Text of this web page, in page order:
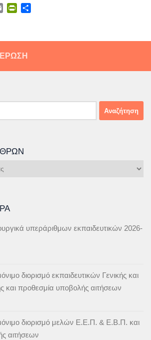
EmailPrintFriendly
υπεράριθμων εκπαιδευτικών 2026-
διορισμό εκπαιδευτικών Γενικής και
και προθεσμία υποβολής αιτήσεων
διορισμό μελών Ε.Ε.Π. & Ε.Β.Π. και
αιτήσεων